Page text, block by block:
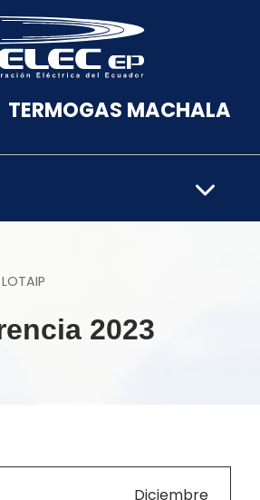
de herramientas
TERMOGAS MACHALA
LOTAIP
2023
Diciembre